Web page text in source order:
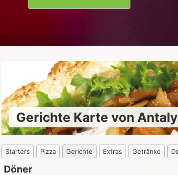
Gerichte Karte von
Starters Pizza Gerichte Extras Getränke
Döner